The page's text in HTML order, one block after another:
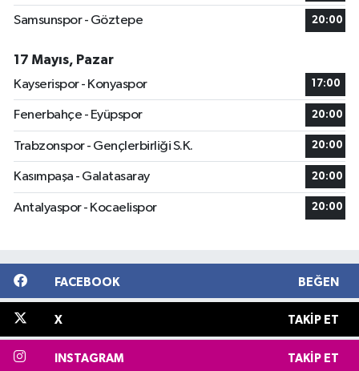
Samsunspor - Göztepe 20:00
17 Mayıs, Pazar
Kayserispor - Konyaspor
17:00
Fenerbahçe - Eyüpspor 20:00
Trabzonspor - Gençlerbirliği S.K. 20:00
Kasımpaşa - Galatasaray 20:00
Antalyaspor - Kocaelispor 20:00
FACEBOOK BEĞEN
X TAKIP ET
INSTAGRAM TAKIP ET